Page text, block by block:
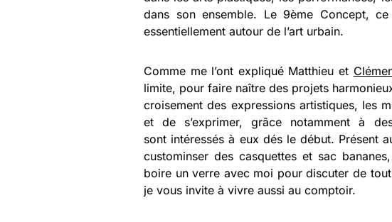
dans son ensemble. Le 9ème Concept,
essentiellement autour de l’art urbain.
Comme me l’ont expliqué Matthieu et
limite, pour faire naître des projets
croisement des expressions artistiques, les
et de s’exprimer, grâce notamment à
sont intéressés à eux dés le début. Présent
custominser des casquettes et sac
boire un verre avec moi pour discuter de
je vous invite à vivre aussi au comptoir.